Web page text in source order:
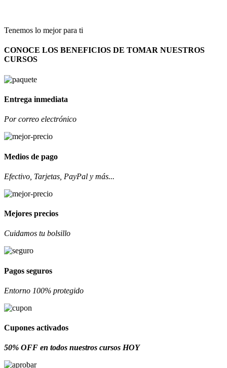
Tenemos lo mejor para ti
CONOCE LOS BENEFICIOS DE TOMAR NUESTROS
CURSOS
Entrega inmediata
Por correo electrónico
Medios de pago
Efectivo, Tarjetas, PayPal y más...
Mejores precios
Cuidamos tu bolsillo
Pagos seguros
Entorno 100% protegido
Cupones activados
50% OFF en todos nuestros cursos HOY